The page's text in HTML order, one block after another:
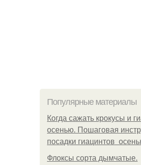
Популярные материалы
Когда сажать крокусы и
осенью. Пошаговая
посадки гиацинтов
Флоксы сорта дымчатые.